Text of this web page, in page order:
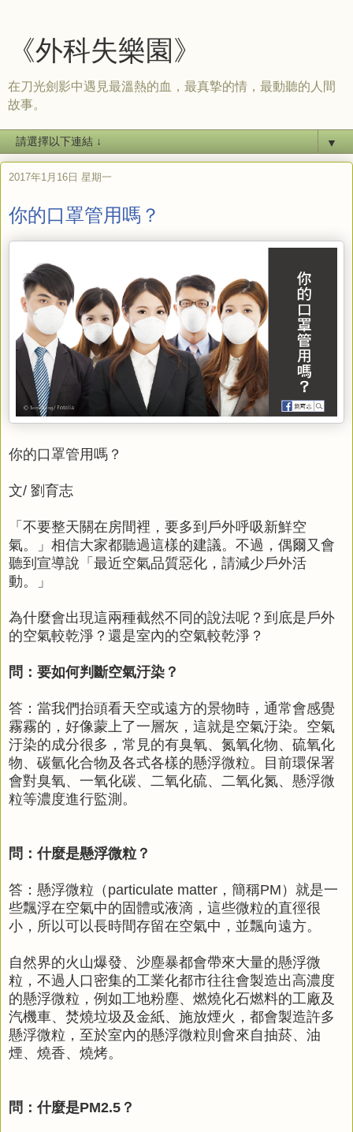
《外科失樂園》
在刀光劍影中遇見最溫熱的血，最真摯的情，最動聽的人間
故事。
▼
2017年1月16日 星期一
你的口罩管用嗎？
你的口罩管用嗎？
文/ 劉育志
「不要整天關在房間裡，要多到戶外呼吸新鮮空
氣。」相信大家都聽過這樣的建議。不過，偶爾又會
聽到宣導說「最近空氣品質惡化，請減少戶外活
動。」
為什麼會出現這兩種截然不同的說法呢？到底是戶外
的空氣較乾淨？還是室內的空氣較乾淨？
問：要如何判斷空氣汙染？
答：當我們抬頭看天空或遠方的景物時，通常會感覺
霧霧的，好像蒙上了一層灰，這就是空氣汙染。空氣
汙染的成分很多，常見的有臭氧、氮氧化物、硫氧化
物、碳氫化合物及各式各樣的懸浮微粒。目前環保署
會對臭氧、一氧化碳、二氧化硫、二氧化氮、懸浮微
粒等濃度進行監測。
問：什麼是懸浮微粒？
答：懸浮微粒（particulate matter，簡稱PM）就是一
些飄浮在空氣中的固體或液滴，這些微粒的直徑很
小，所以可以長時間存留在空氣中，並飄向遠方。
自然界的火山爆發、沙塵暴都會帶來大量的懸浮微
粒，不過人口密集的工業化都市往往會製造出高濃度
的懸浮微粒，例如工地粉塵、燃燒化石燃料的工廠及
汽機車、焚燒垃圾及金紙、施放煙火，都會製造許多
懸浮微粒，至於室內的懸浮微粒則會來自抽菸、油
煙、燒香、燒烤。
問：什麼是PM2.5？